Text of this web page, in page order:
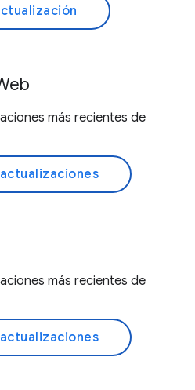
más recientes de
más recientes de